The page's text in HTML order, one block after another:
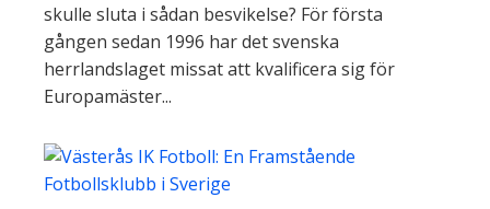
skulle sluta i sådan besvikelse? För första
gången sedan 1996 har det svenska
herrlandslaget missat att kvalificera sig för
Europamäster...